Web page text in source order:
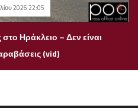
2026 22:05
Ηράκλειο – Δεν είναι
(vid)